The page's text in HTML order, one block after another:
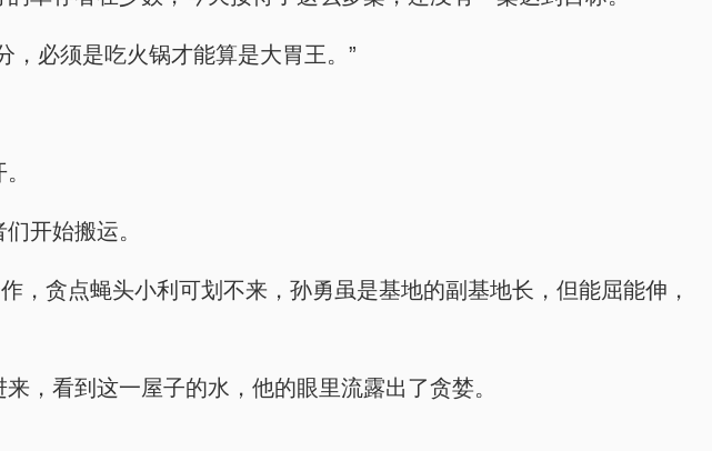
，必须是吃火锅才能算是大胃王。”
开始搬运。
，贪点蝇头小利可划不来，孙勇虽是基地的副基地长，但能屈能伸，
，看到这一屋子的水，他的眼里流露出了贪婪。